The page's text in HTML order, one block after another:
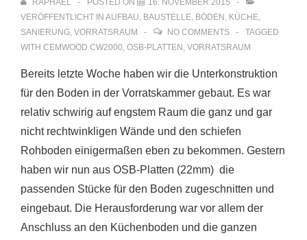
RAPHAEL POSTED ON
16. NOVEMBER 2015
VERÖFFENTLICHT IN AUFBAU, BAUSTELLE, BÖDEN , KÜCHE,
SANIERUNG, VORRATSRAUM NO COMMENTS
TAGGED
WITH CEMWOOD CW2000, OSB-PLATTEN , VORRATSRAUM
Bereits letzte Woche haben wir die Unterkonstruktion
für den Boden in der Vorratskammer gebaut. Es war
relativ schwirig auf engstem Raum die ganz und gar
nicht rechtwinkligen Wände und den schiefen
Rohboden einigermaßen eben zu bekommen. Gestern
haben wir nun aus OSB-Platten (22mm) die
passenden Stücke für den Boden zugeschnitten und
eingebaut. Die Herausforderung war vor allem der
Anschluss an den Küchenboden und die ganzen